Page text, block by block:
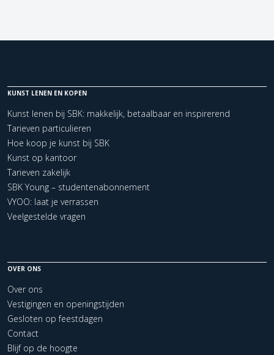
KUNST LENEN EN KOPEN
Kunst lenen bij SBK: makkelijk, betaalbaar en inspirerend
Tarieven particulieren
Hoe koop je kunst bij SBK
Kunst op kantoor
Tarieven zakelijk
SBK Young – studentenabonnement
VYOO: laat je verrassen
Veelgestelde vragen
OVER ONS
Over ons
Vestigingen en openingstijden
Gesloten op feestdagen
Contact
Blijf op de hoogte